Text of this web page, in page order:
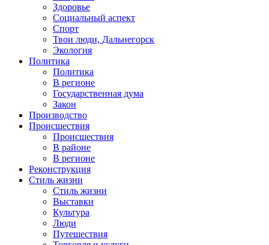
Здоровье
Социальный аспект
Спорт
Твои люди, Дальнегорск
Экология
Политика
Политика
В регионе
Государственная дума
Закон
Производство
Происшествия
Происшествия
В районе
В регионе
Реконструкция
Стиль жизни
Стиль жизни
Выставки
Культура
Люди
Путешествия